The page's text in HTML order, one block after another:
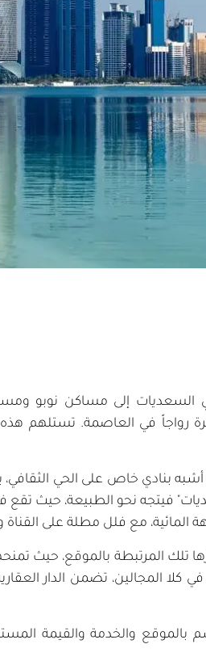
السعديات إلى مساكن نوبو
رواجاً في العاصمة. تستلهم هذه
بنادي خاص على الحي الثقافي،
فيتجه نحو الطبيعة، حيث تقع
المائية، مع فلل مطلة على
تلك المرتبطة بالموقع، حيث
كلا المجالين، تضمن الدار
والخدمة والقيمة